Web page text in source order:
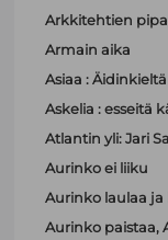
Arkkitehtien
Armain aika
Asiaa :
Askelia : esseitä
Atlantin yli: Jari
Aurinko ei liiku
Aurinko laulaa ja
Aurinko paistaa,